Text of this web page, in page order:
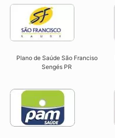
Plano de Saúde São Franciso
Sengés PR​